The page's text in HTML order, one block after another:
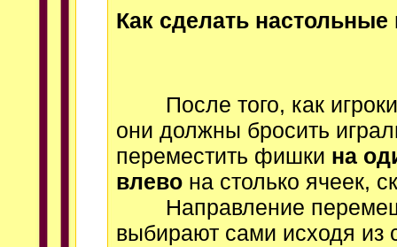
Как сделать настольные
После того, как игроки
они должны бросить
переместить фишки на
влево на столько ячеек,
Направление
выбирают сами исходя из